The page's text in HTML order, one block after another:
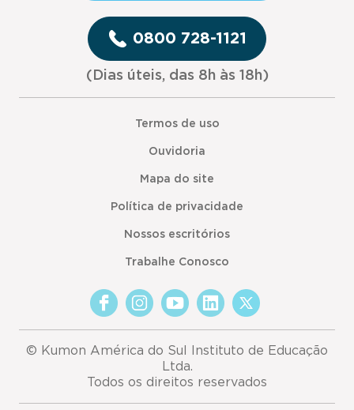
0800 728-1121
(Dias úteis, das 8h às 18h)
Termos de uso
Ouvidoria
Mapa do site
Política de privacidade
Nossos escritórios
Trabalhe Conosco
© Kumon América do Sul Instituto de Educação
Ltda.
Todos os direitos reservados